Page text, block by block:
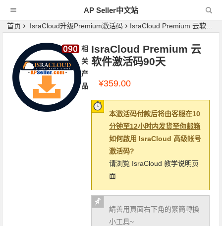
AP Seller中文站
首页 IsraCloud升级Premium激活码 IsraCloud Premium 云软件激活码90天
IsraCloud Premium 云
软件激活码90天
¥359.00
本激活码付款后将由客服在10
分钟至12小时内发货至你邮箱
如何啟用 IsraCloud 高级帐号
激活码?
请浏覧 IsraCloud 教学说明页
面
請善用頁面右下角的繁簡轉換
小工具~
相
关
产
品